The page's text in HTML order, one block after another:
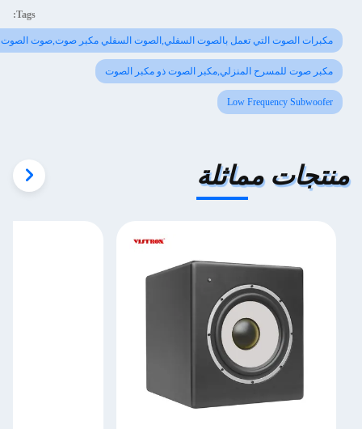
التي تعمل بالصوت السفلي,الصوت السفلي مكبر صوت,صوت الصوت منخفض التردد
للمسرح المنزلي,مكبر الصوت ذو مكبر الصوت
Low Frequency
مماثلة